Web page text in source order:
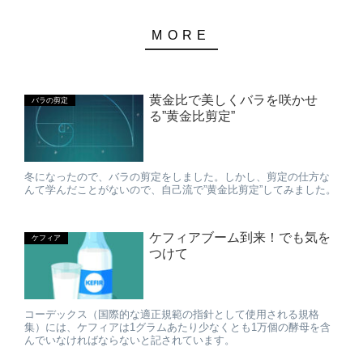
バラの剪定
黄金比で美しくバラを咲かせ
る”黄金比剪定”
冬になったので、バラの剪定をしました。しかし、剪定の仕方な
んて学んだことがないので、自己流で”黄金比剪定”してみました。
ケフィア
ケフィアブーム到来！でも気を
つけて
コーデックス（国際的な適正規範の指針として使用される規格
集）には、ケフィアは1グラムあたり少なくとも1万個の酵母を含
んでいなければならないと記されています。